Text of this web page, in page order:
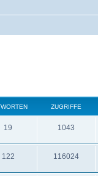
ZUGRIFFE
19 1043
122 116024